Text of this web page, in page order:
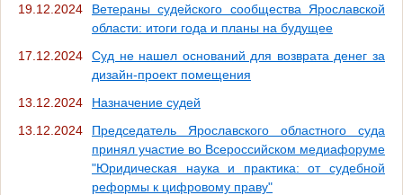
19.12.2024
Ветераны судейского сообщества Ярославской
области: итоги года и планы на будущее
17.12.2024
Суд не нашел оснований для возврата денег за
дизайн-проект помещения
13.12.2024
Назначение судей
13.12.2024
Председатель Ярославского областного суда
принял участие во Всероссийском медиафоруме
"Юридическая наука и практика: от судебной
реформы к цифровому праву"